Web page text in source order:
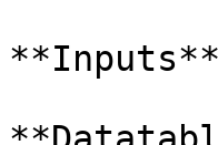
**Inputs**